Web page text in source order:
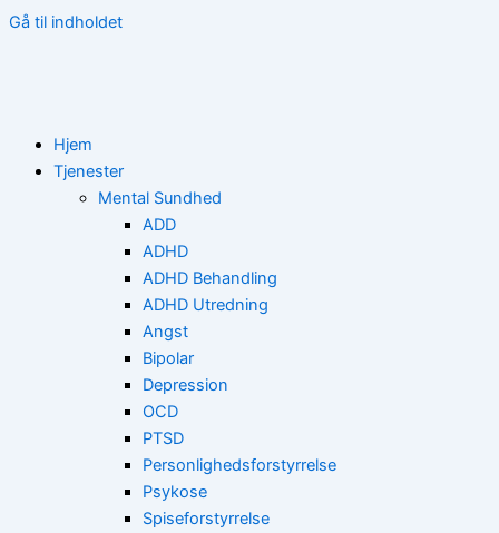
Gå til indholdet
Hjem
Tjenester
Mental Sundhed
ADD
ADHD
ADHD Behandling
ADHD Utredning
Angst
Bipolar
Depression
OCD
PTSD
Personlighedsforstyrrelse
Psykose
Spiseforstyrrelse